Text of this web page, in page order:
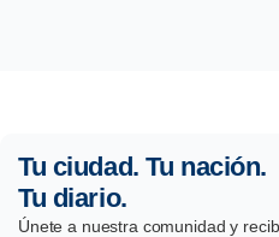
Tu ciudad. Tu nación.
Tu diario.
Únete a nuestra comunidad y